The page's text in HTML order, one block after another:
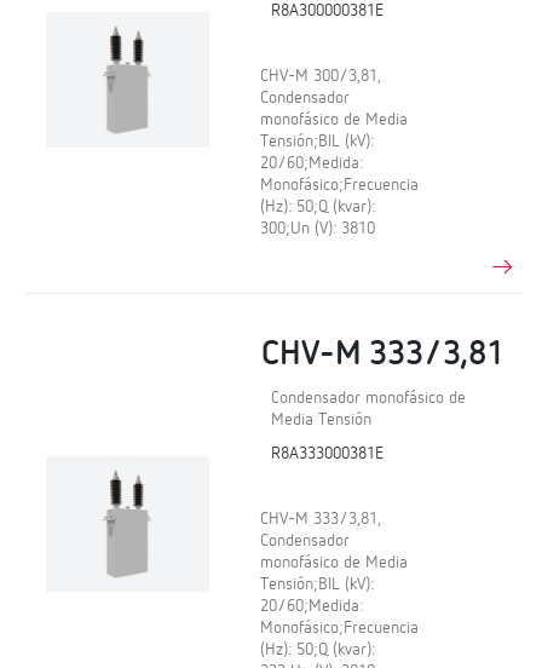
R8A300000381E
CHV-M 300/3,81,
Condensador
monofásico de Media
Tensión;BIL (kV):
20/60;Medida:
Monofásico;Frecuencia
(Hz): 50;Q (kvar):
300;Un (V): 3810
CHV-M 333/3,81
Condensador monofásico de
Media Tensión
R8A333000381E
CHV-M 333/3,81,
Condensador
monofásico de Media
Tensión;BIL (kV):
20/60;Medida:
Monofásico;Frecuencia
(Hz): 50;Q (kvar):